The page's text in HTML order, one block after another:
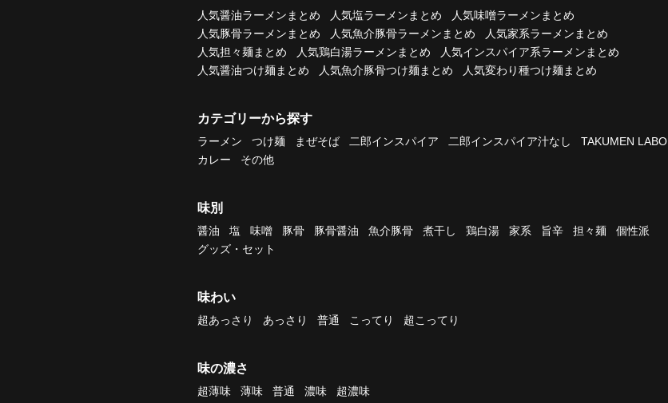
人気醤油ラーメンまとめ 人気塩ラーメンまとめ
人気味噌ラーメンまとめ
人気豚骨ラーメンまとめ
人気魚介豚骨ラーメンまとめ
人気家系ラーメンまとめ
人気担々麺まとめ
人気鶏白湯ラーメンまとめ
人気インスパイア系ラーメンまとめ
人気醤油つけ麺まとめ
人気魚介豚骨つけ麺まとめ 人気変わり種つけ麺まとめ
カテゴリーから探す
ラーメン つけ麺 まぜそば 二郎インスパイア 二郎インスパイア汁なし
TAKUMEN LABO
カレー
その他
味別
醤油 塩 味噌 豚骨 豚骨醤油 魚介豚骨 煮干し 鶏白湯 家系 旨辛 担々麺
個性派
グッズ・セット
味わい
超あっさり あっさり 普通 こってり 超こってり
味の濃さ
超薄味 薄味 普通 濃味 超濃味